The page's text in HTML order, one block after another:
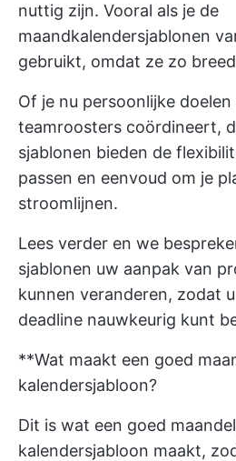
nuttig zijn. Vooral als je de
maandkalendersjablonen
gebruikt, omdat ze zo
Of je nu persoonlijke
teamroosters coördineert,
sjablonen bieden de
passen en eenvoud om je
stroomlijnen.
Lees verder en we
sjablonen uw aanpak van
kunnen veranderen, zodat
deadline nauwkeurig kunt
**Wat maakt een goed
kalendersjabloon?
Dit is wat een goed
kalendersjabloon maakt,